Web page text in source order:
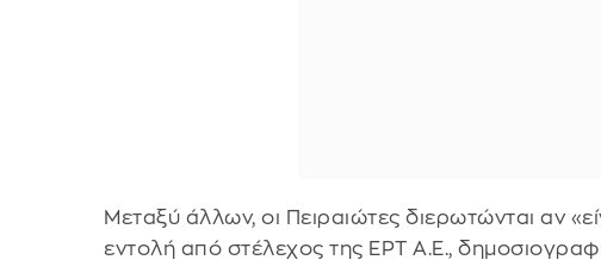
Μεταξύ άλλων, οι Πειραιώτες διερωτώνται αν
εντολή από στέλεχος της ΕΡΤ Α.Ε.,